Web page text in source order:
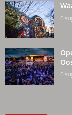
6
6